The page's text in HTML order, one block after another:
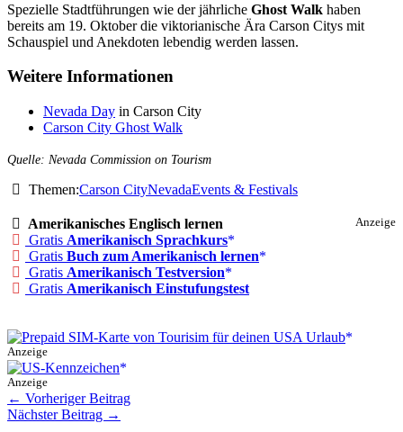
Spezielle Stadtführungen wie der jährliche Ghost Walk haben
bereits am 19. Oktober die viktorianische Ära Carson Citys mit
Schauspiel und Anekdoten lebendig werden lassen.
Weitere Informationen
Nevada Day in Carson City
Carson City Ghost Walk
Quelle: Nevada Commission on Tourism
Themen:Carson CityNevadaEvents & Festivals
Anzeige
Amerikanisches Englisch lernen
Gratis Amerikanisch Sprachkurs
Gratis Buch zum Amerikanisch lernen
Gratis Amerikanisch Testversion
Gratis Amerikanisch Einstufungstest
Anzeige
Anzeige
← Vorheriger Beitrag
Nächster Beitrag →